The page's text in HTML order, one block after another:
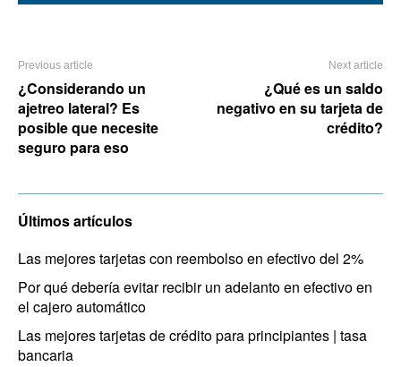
Previous article
¿Considerando un
ajetreo lateral? Es
posible que necesite
seguro para eso
Next article
¿Qué es un saldo
negativo en su tarjeta de
crédito?
Últimos artículos
Las mejores tarjetas con reembolso en efectivo del 2%
Por qué debería evitar recibir un adelanto en efectivo en
el cajero automático
Las mejores tarjetas de crédito para principiantes | tasa
bancaria